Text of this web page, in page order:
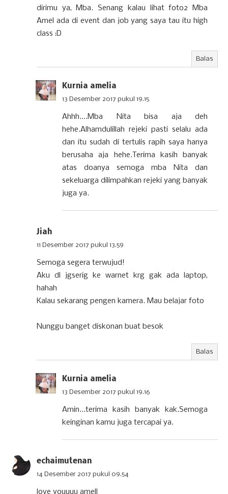
dirimu ya, Mba. Senang kalau lihat foto2 Mba
Amel ada di event dan job yang saya tau itu high
class :D
Balas
Kurnia amelia
13 Desember 2017 pukul 19.15
Ahhh....Mba Nita bisa aja deh
hehe.Alhamdulillah rejeki pasti selalu ada
dan itu sudah di tertulis rapih saya hanya
berusaha aja hehe.Terima kasih banyak
atas doanya semoga mba Nita dan
sekeluarga dilimpahkan rejeki yang banyak
juga ya.
Jiah
11 Desember 2017 pukul 13.59
Semoga segera terwujud!
Aku dl jgserig ke warnet krg gak ada laptop,
hahah
Kalau sekarang pengen kamera. Mau belajar foto
Nunggu banget diskonan buat besok
Balas
Kurnia amelia
13 Desember 2017 pukul 19.16
Amin...terima kasih banyak kak.Semoga
keinginan kamu juga tercapai ya.
echaimutenan
14 Desember 2017 pukul 09.54
love youuuu amell